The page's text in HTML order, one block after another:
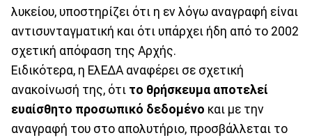
λυκείου, υποστηρίζει ότι η εν λόγω αναγραφή είναι
αντισυνταγματική και ότι υπάρχει ήδη από το 2002
σχετική απόφαση της Αρχής.
Ειδικότερα, η ΕλΕΔΑ αναφέρει σε σχετική
ανακοίνωσή της, ότι το θρήσκευμα αποτελεί
ευαίσθητο προσωπικό δεδομένο και με την
αναγραφή του στο απολυτήριο, προσβάλλεται το